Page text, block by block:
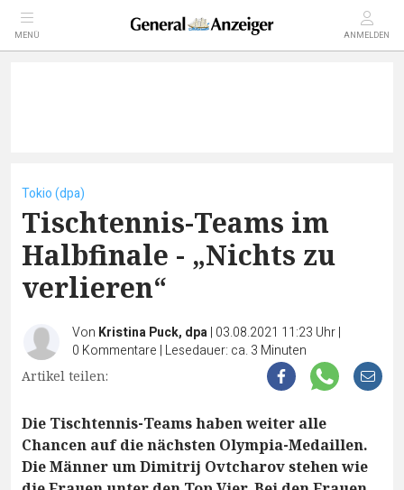
MENÜ ANMELDEN
Tokio (dpa)
Tischtennis-Teams im
Halbfinale - „Nichts zu
verlieren“
Von Kristina Puck, dpa| 03.08.2021 11:23 Uhr|
0 Kommentare | Lesedauer: ca. 3 Minuten
Artikel teilen:
Die Tischtennis-Teams haben weiter alle
Chancen auf die nächsten Olympia-Medaillen.
Die Männer um Dimitrij Ovtcharov stehen wie